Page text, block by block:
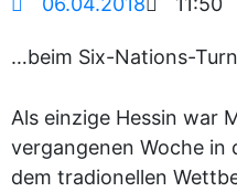
…beim Six-Nations-
Als einzige Hessin war
vergangenen Woche in
dem tradionellen